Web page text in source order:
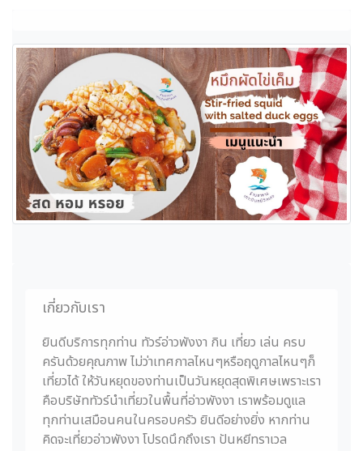
เกี่ยวกับเรา
ยินดีบริการทุกท่าน ทัวร์อ่าวพังงา กิน เที่ยว เล่น ครบ
ครันด้วยคุณภาพ ไม่ว่าเทศกาลไหนๆหรือฤดูกาลไหนๆก็
เที่ยวได้ ให้วันหยุดของท่านเป็นวันหยุดสุดพิเศษเพราะเรา
คือบริษัททัวร์นำเที่ยวในพื้นที่อ่าวพังงา เราพร้อมดูแล
ทุกท่านเสมือนคนในครอบครัว ยินดีอย่างยิ่ง หากท่าน
คิดจะเที่ยวอ่าวพังงา โปรดนึกถึงเรา ปันหยีทราเวล